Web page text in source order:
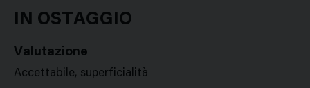
Plus
IN OSTAGGIO
Valutazione
Accettabile, superficialità